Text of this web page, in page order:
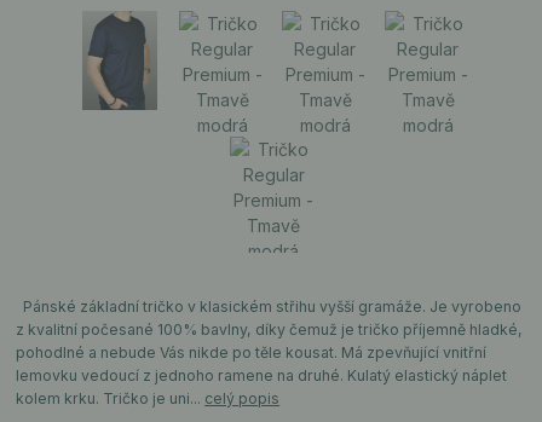
Pánské základní tričko v klasickém střihu vyšší gramáže. Je vyrobeno
z kvalitní počesané 100% bavlny, díky čemuž je tričko příjemně hladké,
pohodlné a nebude Vás nikde po těle kousat. Má zpevňující vnitřní
lemovku vedoucí z jednoho ramene na druhé. Kulatý elastický náplet
kolem krku. Tričko je uni... celý popis